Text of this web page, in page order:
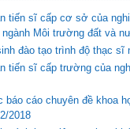
tiến sĩ cấp cơ sở của
Môi trường đất và
đào tạo trình độ thạc sĩ
tiến sĩ cấp trường của
báo cáo chuyên đề khoa
2018